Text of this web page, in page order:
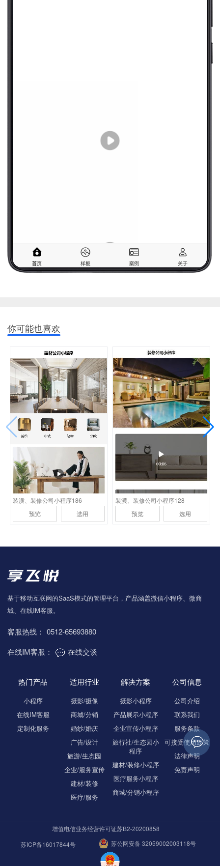
你可能也喜欢
应用场景
适用装潢、装修公司，建
筑设计公司
装潢、装修公司小程序186
预览
选用
应用场景
适用装潢、装修公司，建
筑设计公司
装潢、装修公司小程序128
预览
选用
基于移动互联网的SaaS模式的管理平台，产品涵盖微信小程序、微商
城、在线IM客服。
客服热线： 0512-65693880
在线IM客服：
在线交谈
热门产品
小程序
在线IM客服
定制化服务
适用行业
摄影/摄像
商城/分销
婚纱/婚庆
广告/设计
旅游/生态园
企业/服务宣传
建材/装修
医疗/服务
解决方案
摄影小程序
产品展示小程序
企业宣传小程序
旅行社/生态园小
程序
建材/装修小程序
医疗服务小程序
商城/分销小程序
公司信息
公司介绍
联系我们
服务条款
可接受使用政策
法律声明
免责声明
增值电信业务经营许可证苏B2-20200858
苏ICP备16017844号
苏公网安备 32059002003118号